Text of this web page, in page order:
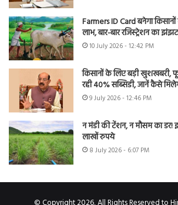
Farmers ID Card बनेगा
लाभ, बार-बार रजिस्ट्रेशन का
10 July 2026 - 12:42 PM
किसानों के लिए बड़ी खुशखबरी,
रही 40% सब्सिडी, जानें कैसे
9 July 2026 - 12:46 PM
न मंडी की टेंशन, न मौसम का
लाखों रुपये
8 July 2026 - 6:07 PM